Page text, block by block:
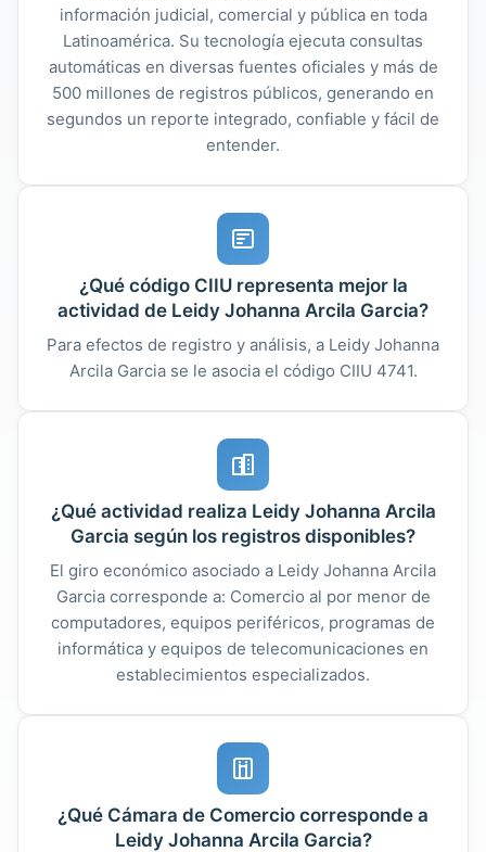
información judicial, comercial y pública en toda
Latinoamérica. Su tecnología ejecuta consultas
automáticas en diversas fuentes oficiales y más de
500 millones de registros públicos, generando en
segundos un reporte integrado, confiable y fácil de
entender.
¿Qué código CIIU representa mejor la
actividad de Leidy Johanna Arcila Garcia?
Para efectos de registro y análisis, a Leidy Johanna
Arcila Garcia se le asocia el código CIIU 4741.
¿Qué actividad realiza Leidy Johanna Arcila
Garcia según los registros disponibles?
El giro económico asociado a Leidy Johanna Arcila
Garcia corresponde a: Comercio al por menor de
computadores, equipos periféricos, programas de
informática y equipos de telecomunicaciones en
establecimientos especializados.
¿Qué Cámara de Comercio corresponde a
Leidy Johanna Arcila Garcia?